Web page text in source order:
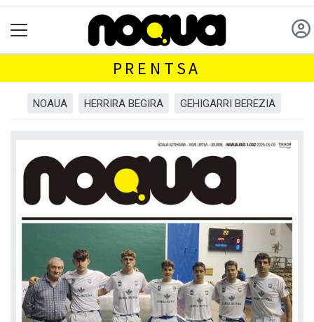
PRENTSA
NOAUA HERRIRA BEGIRA GEHIGARRI BEREZIA